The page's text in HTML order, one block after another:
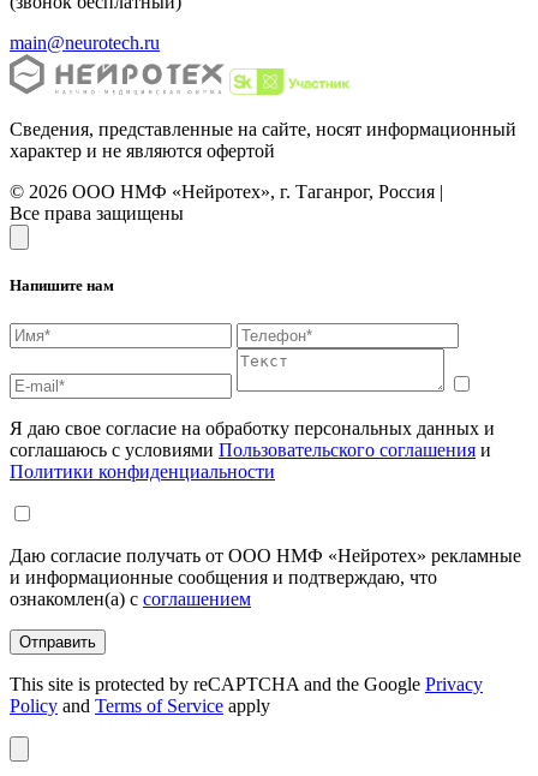
main@neurotech.ru
Сведения, представленные на сайте, носят информационный
характер и не являются офертой
© 2026 ООО НМФ «Нейротех», г. Таганрог, Россия |
Все права защищены
Напишите нам
Я даю свое согласие на обработку персональных данных и
соглашаюсь с условиями Пользовательского соглашения и
Политики конфиденциальности
Даю согласие получать от ООО НМФ «Нейротех» рекламные
и информационные сообщения и подтверждаю, что
ознакомлен(а) с соглашением
Отправить
This site is protected by reCAPTCHA and the Google Privacy
Policy and Terms of Service apply